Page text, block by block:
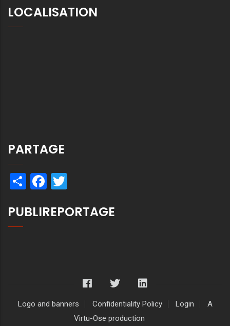
LOCALISATION
PARTAGE
ShareFacebook
PUBLIREPORTAGE
Logo and banners Confidentiality Policy Login
A
Virtu-Ose production